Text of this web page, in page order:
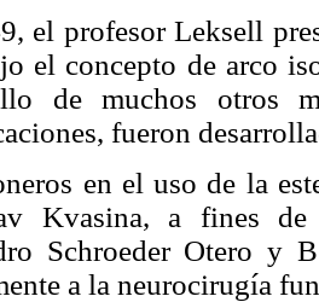
el profesor Leksell
el concepto de arco
de muchos otros
fueron
en el uso de la
Kvasina, a fines
Schroeder Otero y
a la neurocirugía